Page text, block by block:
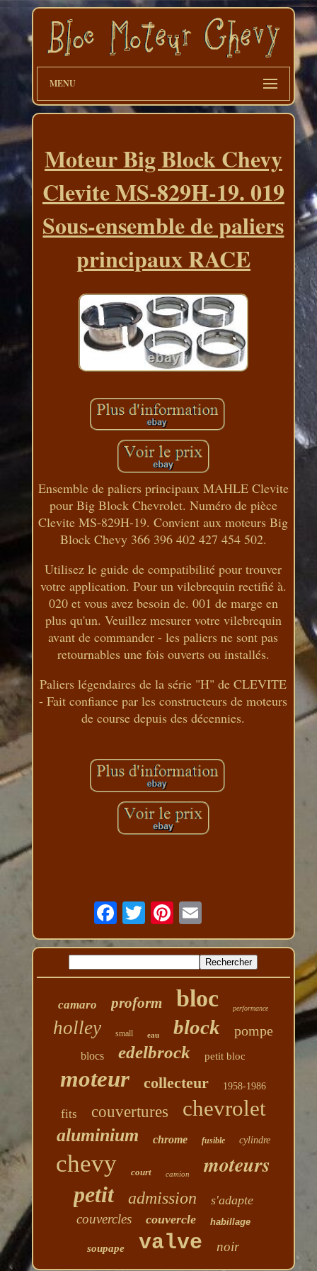
MENU
Moteur Big Block Chevy
Clevite MS-829H-19. 019
Sous-ensemble de paliers
principaux RACE
Ensemble de paliers principaux MAHLE Clevite
pour Big Block Chevrolet. Numéro de pièce
Clevite MS-829H-19. Convient aux moteurs Big
Block Chevy 366 396 402 427 454 502.
Utilisez le guide de compatibilité pour trouver
votre application. Pour un vilebrequin rectifié à.
020 et vous avez besoin de. 001 de marge en
plus qu'un. Veuillez mesurer votre vilebrequin
avant de commander - les paliers ne sont pas
retournables une fois ouverts ou installés.
Paliers légendaires de la série "H" de CLEVITE
- Fait confiance par les constructeurs de moteurs
de course depuis des décennies.
camaro proform bloc performance
holley small eau block pompe
blocs edelbrock petit bloc
moteur collecteur 1958-1986
fits couvertures chevrolet
aluminium chrome fusible cylindre
chevy court camion moteurs
petit admission s'adapte
couvercles couvercle habillage
soupape valve noir